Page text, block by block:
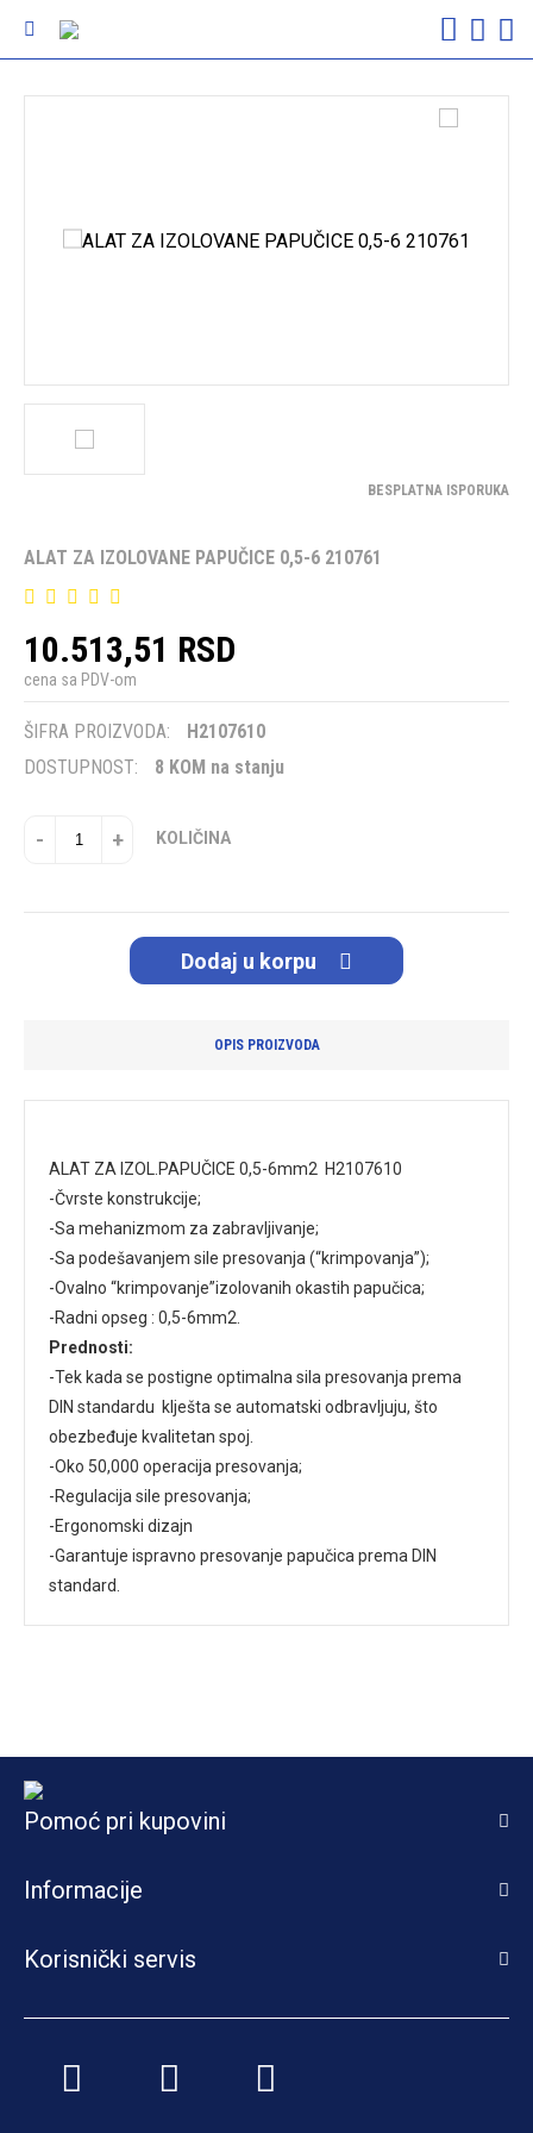
BESPLATNA ISPORUKA
ALAT ZA IZOLOVANE PAPUČICE 0,5-6 210761
10.513,51 RSD
cena sa PDV-om
ŠIFRA PROIZVODA:
H2107610
DOSTUPNOST:
8 KOM na stanju
- + KOLIČINA
Dodaj u korpu
OPIS PROIZVODA
ALAT ZA IZOL.PAPUČICE 0,5-6mm2 H2107610
-Čvrste konstrukcije;
-Sa mehanizmom za zabravljivanje;
-Sa podešavanjem sile presovanja (“krimpovanja”);
-Ovalno “krimpovanje”izolovanih okastih papučica;
-Radni opseg : 0,5-6mm2.
Prednosti:
-Tek kada se postigne optimalna sila presovanja prema
DIN standardu klješta se automatski odbravljuju, što
obezbeđuje kvalitetan spoj.
-Oko 50,000 operacija presovanja;
-Regulacija sile presovanja;
-Ergonomski dizajn
-Garantuje ispravno presovanje papučica prema DIN
standard.
Pomoć pri kupovini
Informacije
Korisnički servis